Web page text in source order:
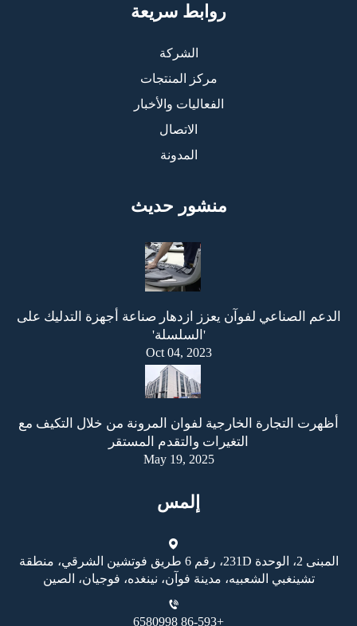
روابط سريعة
الشركة
مركز المنتجات
الفعاليات والأخبار
الاتصال
المدونة
منشور حديث
الدعم الصناعي لفوآن يعزز ازدهار صناعة أجهزة التدليك على
'السلسلة'
Oct 04, 2023
أظهرت التجارة الخارجية لفوان المرونة من خلال التكيف مع
التغيرات والتقدم المستقر
May 19, 2025
إلمس
المبنى 2، الوحدة 231D، رقم 6 طريق فوتشين الشرقي، منطقة
تشينغبي الشعبيه، مدينة فوآن، نينغده، فوجيان، الصين
+86-593 6580998